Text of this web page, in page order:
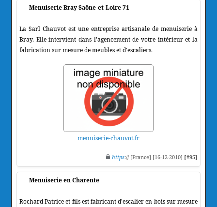
Menuiserie Bray Saône-et-Loire 71
La Sarl Chauvot est une entreprise artisanale de menuiserie à
Bray. Elle intervient dans l'agencement de votre intérieur et la
fabrication sur mesure de meubles et d'escaliers.
menuiserie-chauvot.fr
https:// [France] [16-12-2010] [#95]
Menuiserie en Charente
Rochard Patrice et fils est fabricant d'escalier en bois sur mesure